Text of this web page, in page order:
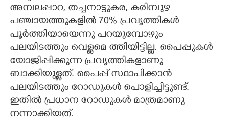
അമ്പലപ്പാറ, തച്ചനാട്ടുകര, കരിമ്പുഴ
പഞ്ചായത്തുകളിൽ 70% പ്രവൃത്തികൾ
പൂർത്തിയായെന്നു പറയുമ്പോഴും
പലയിടത്തും വെള്ളമെ ത്തിയിട്ടില്ല. പൈപ്പുകൾ
യോജിപ്പിക്കുന്ന പ്രവൃത്തികളാണു
ബാക്കിയുള്ളത്. പൈപ്പ് സ്ഥാപിക്കാൻ
പലയിടത്തും റോഡുകൾ പൊളിച്ചിട്ടുണ്ട്.
ഇതിൽ പ്രധാന റോഡുകൾ മാത്രമാണു
നന്നാക്കിയത്.